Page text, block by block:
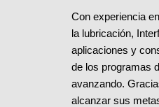
Con experiencia
la lubricación,
aplicaciones y
de los programas
avanzando.
alcanzar sus